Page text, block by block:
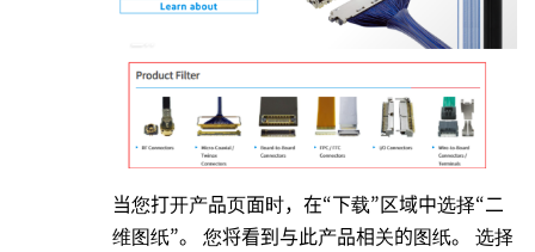
当您打开产品页面时，在“下载”区域中选择“二
维图纸”。 您将看到与此产品相关的图纸。 选择